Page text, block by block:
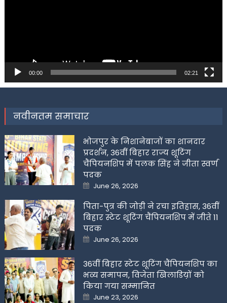
00:00 02:21
नवीनतम समाचार
भोजपुर के निशानेबाजों का शानदार
प्रदर्शन, 36वीं बिहार राज्य शूटिंग
चैंपियनशिप में पलक सिंह ने जीता स्वर्ण
पदक
Posted
on
June 26, 2026
पिता-पुत्र की जोड़ी ने रचा इतिहास, 36वीं
बिहार स्टेट शूटिंग चैंपियनशिप में जीते 11
पदक
Posted
on
June 26, 2026
36वीं बिहार स्टेट शूटिंग चैंपियनशिप का
भव्य समापन, विजेता खिलाडिय़ों को
किया गया सम्मानित
Posted
on
June 23, 2026